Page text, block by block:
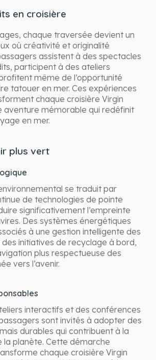
en croisière
chaque traversée devient un
où créativité et originalité
assistent à des spectacles
participent à des ateliers
même de l’opportunité
tatouer en mer. Ces expériences
chaque croisière Virgin
aventure mémorable qui redéfinit
en mer.
plus vert
se traduit par
de technologies de pointe
significativement l’empreinte
Des systèmes énergétiques
à une gestion intelligente des
initiatives de recyclage à bord,
plus respectueuse des
vers l’avenir.
interactifs et des conférences
sont invités à adopter des
durables qui contribuent à la
la planète. Cette démarche
chaque croisière Virgin